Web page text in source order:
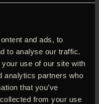
and ads, to
to analyse our traffic.
use of our site with
analytics partners who
that you’ve
from your use